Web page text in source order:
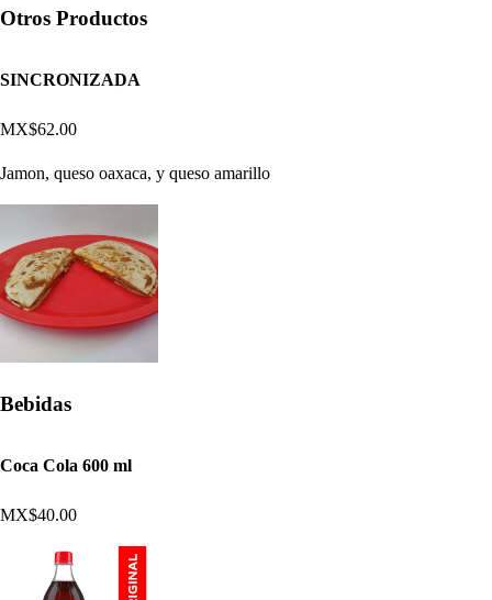
Otros Productos
SINCRONIZADA
MX$62.00
Jamon, queso oaxaca, y queso amarillo
Bebidas
Coca Cola 600 ml
MX$40.00